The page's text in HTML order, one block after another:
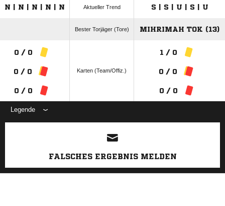
N | N | N | N | N Aktueller Trend S | S | U | S | U
Bester Torjäger (Tore) MIHRIMAH TOK (13)
0 / 0
0 / 0
0 / 0
Karten (Team/Offiz.)
1 / 0
0 / 0
0 / 0
Legende
ANZEIGE
FALSCHES ERGEBNIS MELDEN